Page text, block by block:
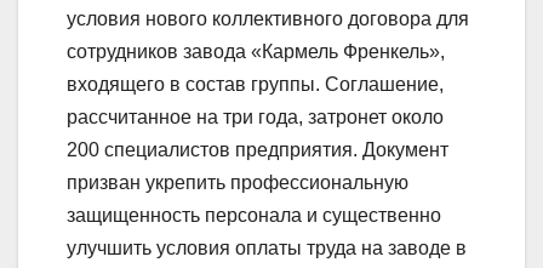
условия нового коллективного договора для
сотрудников завода «Кармель Френкель»,
входящего в состав группы. Соглашение,
рассчитанное на три года, затронет около
200 специалистов предприятия. Документ
призван укрепить профессиональную
защищенность персонала и существенно
улучшить условия оплаты труда на заводе в